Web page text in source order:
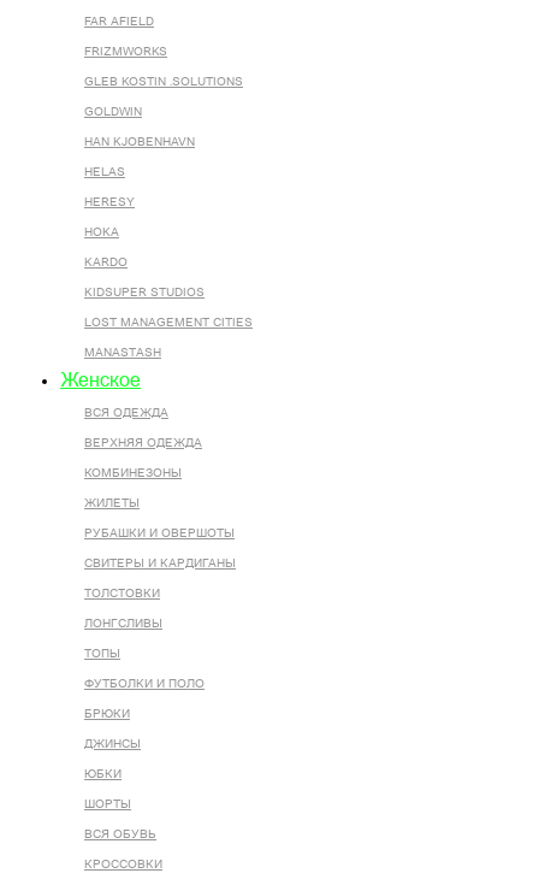
FAR AFIELD
FRIZMWORKS
GLEB KOSTIN .SOLUTIONS
GOLDWIN
HAN KJOBENHAVN
HELAS
HERESY
HOKA
KARDO
KIDSUPER STUDIOS
LOST MANAGEMENT CITIES
MANASTASH
Женское
ВСЯ ОДЕЖДА
ВЕРХНЯЯ ОДЕЖДА
КОМБИНЕЗОНЫ
ЖИЛЕТЫ
РУБАШКИ И ОВЕРШОТЫ
СВИТЕРЫ И КАРДИГАНЫ
ТОЛСТОВКИ
ЛОНГСЛИВЫ
ТОПЫ
ФУТБОЛКИ И ПОЛО
БРЮКИ
ДЖИНСЫ
ЮБКИ
ШОРТЫ
ВСЯ ОБУВЬ
КРОССОВКИ